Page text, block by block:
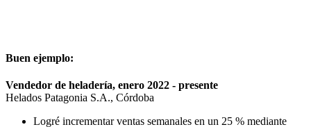
Buen ejemplo:
Vendedor de heladería, enero 2022 - presente
Helados Patagonia S.A., Córdoba
Logré incrementar ventas semanales en un 25 % mediante